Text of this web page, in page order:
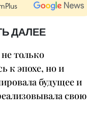
ДАЛЕЕ
только
к эпохе, но и
будущее и
свою